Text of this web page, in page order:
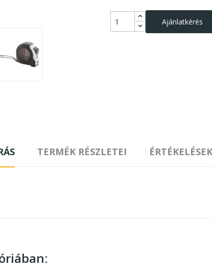
Ajánlatkérés
TERMÉK RÉSZLETEI ÉRTÉKELÉSEK